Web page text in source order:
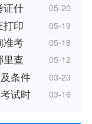
证什 05-20
打印 05-19
准考 05-18
里查 05-12
条件 03-23
试时 03-16